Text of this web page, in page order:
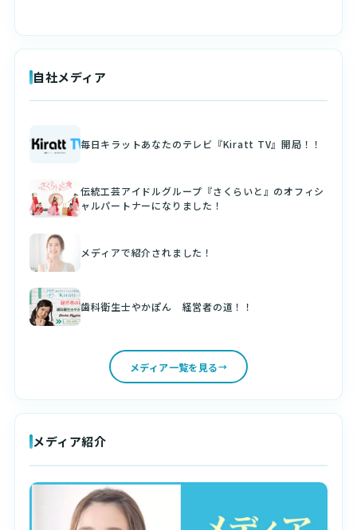
自社メディア
毎日キラットあなたのテレビ『Kiratt TV』開局！！
伝統工芸アイドルグループ『さくらいと』のオフィシ
ャルパートナーになりました！
メディアで紹介されました！
歯科衛生士やかぽん 経営者の道！！
メディア一覧を見る
メディア紹介